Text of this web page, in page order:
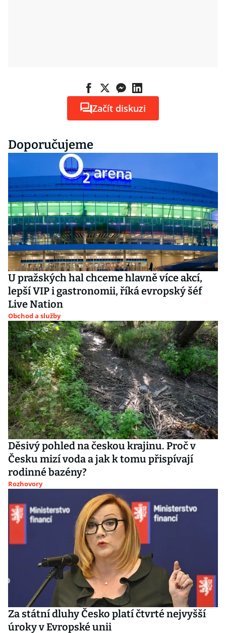
Začít diskuzi
Doporučujeme
U pražských hal chceme hlavně více akcí,
lepší VIP i gastronomii, říká evropský šéf
Live Nation
Obchod a služby
Děsivý pohled na českou krajinu. Proč v
Česku mizí voda a jak k tomu přispívají
rodinné bazény?
Rozhovory
Za státní dluhy Česko platí čtvrté nejvyšší
úroky v Evropské unii